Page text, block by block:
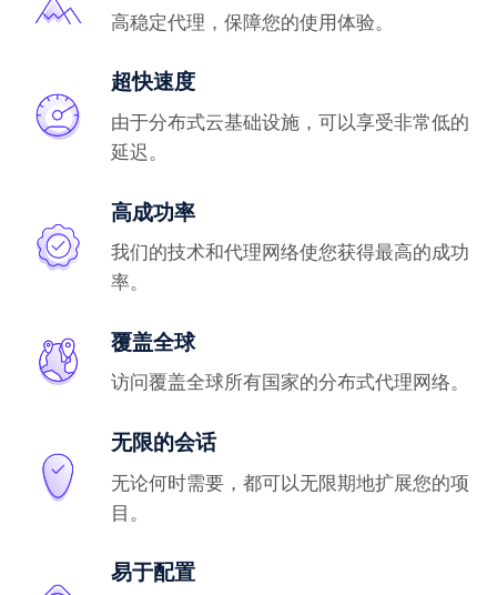
高稳定代理，保障您的使用体验。
超快速度
由于分布式云基础设施，可以享受非常低的
延迟。
高成功率
我们的技术和代理网络使您获得最高的成功
率。
覆盖全球
访问覆盖全球所有国家的分布式代理网络。
无限的会话
无论何时需要，都可以无限期地扩展您的项
目。
易于配置